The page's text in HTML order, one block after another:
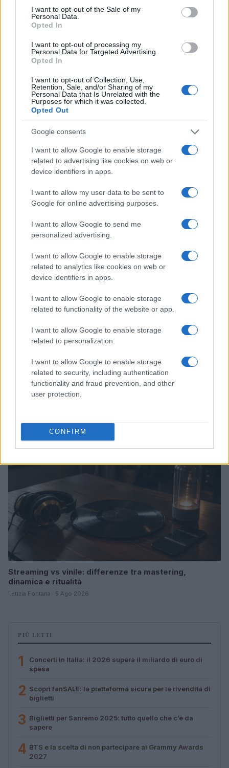
consent section.
I want to opt-out of the Sale of my
Personal Data.
Opted In
I want to opt-out of processing my
Personal Data for Targeted Advertising.
Opted In
I want to opt-out of Collection, Use,
Retention, Sale, and/or Sharing of my
Personal Data that Is Unrelated with the
Purposes for which it was collected.
Opted Out
Google consents
I want to allow Google to enable storage
related to advertising like cookies on web or
device identifiers in apps.
I want to allow my user data to be sent to
Google for online advertising purposes.
I want to allow Google to send me
personalized advertising.
I want to allow Google to enable storage
related to analytics like cookies on web or
device identifiers in apps.
I want to allow Google to enable storage
related to functionality of the website or app.
I want to allow Google to enable storage
related to personalization.
I want to allow Google to enable storage
related to security, including authentication
functionality and fraud prevention, and other
user protection.
CONFIRM
Continua a leggere
NEWS
Noemi in ospedale: il racconto della riabilitazione e il
ritorno sul palco
Valle d’Aosta: polemiche tra sindacato e istituzioni per
le supplenze scolastiche
Streaming vs vinile: differenze tra mastering,
dinamica e ritualità
Letizia Fontana · 5 Ago 2026
PIÙ LETTI
1
Concerti in Italia: il 2026 supera il miliardo di euro di
spesa
2 Scopri fanSALE: la piattaforma sicura per la rivendita di
biglietti
3 Biglietti per Sanremo 2025: tutto quello che c’è da
sapere
4 BTS e la scelta di non partecipare ai Grammy Awards
2027